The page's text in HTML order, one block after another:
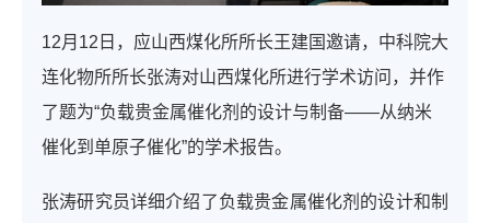
12月12日，应山西煤化所所长王建国邀请，中科院大
连化物所所长张涛对山西煤化所进行学术访问，并作
了题为“负载贵金属催化剂的设计与制备——从纳米
催化到单原子催化”的学术报告。
张涛研究员详细介绍了负载贵金属催化剂的设计和制